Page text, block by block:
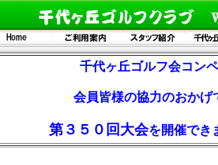
千代ヶ丘ゴルフ会コ
会員皆様の協力のおか
第３５０回大会を開催でき